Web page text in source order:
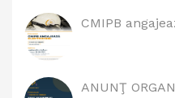
CMIPB
ANUNŢ